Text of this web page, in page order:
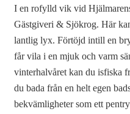
I en rofylld vik vid
Gästgiveri & Sjökrog. Här
lantlig lyx. Förtöjd intill en
får vila i en mjuk och varm
vinterhalvåret kan du isfiska
du bada från en helt egen
bekvämligheter som ett